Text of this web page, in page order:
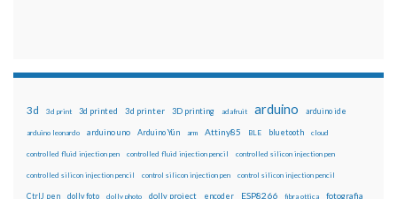
3d 3d print 3d printed 3d printer 3D printing adafruit arduino arduino ide
arduino leonardo arduino uno Arduino Yún arm Attiny85 BLE bluetooth cloud
controlled fluid injection pen controlled fluid injection pencil controlled silicon injection pen
controlled silicon injection pencil control silicon injection pen control silicon injection pencil
CtrlJ pen dolly foto dolly photo dolly project encoder ESP8266 fibra ottica fotografia